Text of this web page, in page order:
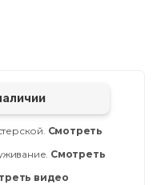
Смотреть
Смотреть
видео